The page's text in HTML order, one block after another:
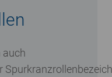
auch